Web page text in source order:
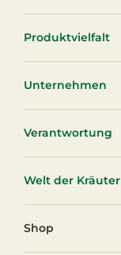
Produktvielfalt
Unternehmen
Verantwortung
Welt der Kräuter
Shop